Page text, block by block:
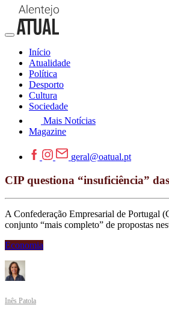
Início
Atualidade
Política
Desporto
Cultura
Sociedade
Mais Notícias
Magazine
geral@oatual.pt
CIP questiona “insuficiência”
A Confederação Empresarial de Portugal
conjunto “mais completo” de propostas
Economia
Inês Patola